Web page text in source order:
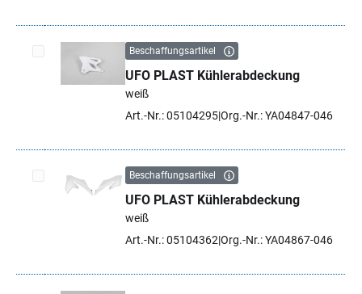
Artikel auswählen
Beschaffungsartikel
UFO PLAST Kühlerabdeckung
weiß
Art.-Nr.: 05104295Org.-Nr.: YA04847-046
Artikel auswählen
Beschaffungsartikel
UFO PLAST Kühlerabdeckung
weiß
Art.-Nr.: 05104362 Org.-Nr.: YA04867-046